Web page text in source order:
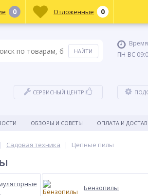
СЕРВИСНЫЙ ЦЕНТР
ПН-ВС
ОБЗОРЫ И СОВЕТЫ ОПЛАТА И
Садовая техника Цепные пилы
Бензопилы
0 Отложенные 0